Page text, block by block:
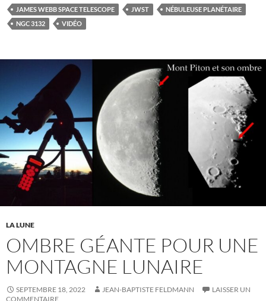
JAMES WEBB SPACE TELESCOPE JWST
NÉBULEUSE PLANÉTAIRE
NGC 3132
VIDÉO
LA LUNE
OMBRE GÉANTE POUR UNE
MONTAGNE LUNAIRE
SEPTEMBRE 18, 2022 JEAN-BAPTISTE FELDMANN
LAISSER UN
COMMENTAIRE